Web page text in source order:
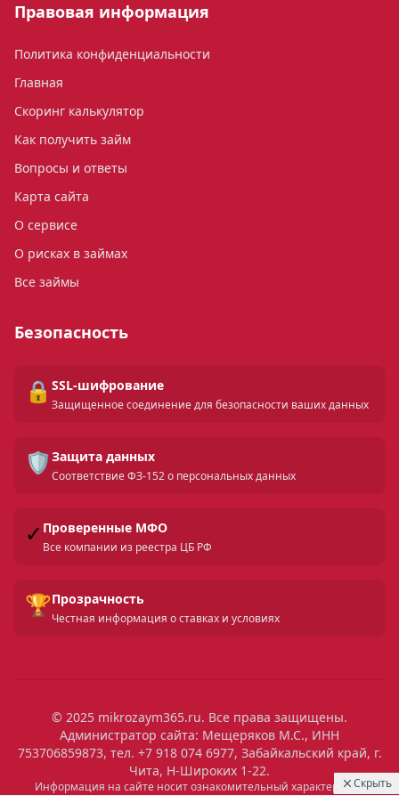
Скрыть
Правовая информация
Политика конфиденциальности
Главная
Скоринг калькулятор
Как получить займ
Вопросы и ответы
Карта сайта
О сервисе
О рисках в займах
Все займы
Безопасность
🔒 SSL-шифрование
Защищенное соединение для безопасности ваших данных
🛡️ Защита данных
Соответствие ФЗ-152 о персональных данных
✓ Проверенные МФО
Все компании из реестра ЦБ РФ
🏆Прозрачность
Честная информация о ставках и условиях
© 2025 mikrozaym365.ru. Все права защищены.
Администратор сайта: Мещеряков М.С., ИНН
753706859873, тел. +7 918 074 6977, Забайкальский край, г.
Чита, Н-Широких 1-22.
Информация на сайте носит ознакомительный характер и не